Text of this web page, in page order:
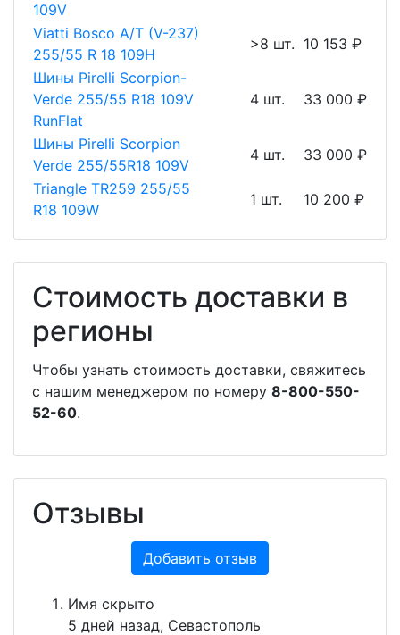
109V
Viatti Bosco A/T (V-237)
255/55 R 18 109H
>8 шт. 10 153 ₽
Шины Pirelli Scorpion-
Verde 255/55 R18 109V
RunFlat
4 шт. 33 000 ₽
Шины Pirelli Scorpion
Verde 255/55R18 109V
4 шт.
33 000 ₽
Triangle TR259 255/55
R18 109W
1 шт. 10 200 ₽
Стоимость доставки в
регионы
Чтобы узнать стоимость доставки, свяжитесь
с нашим менеджером по номеру 8-800-550-
52-60.
Отзывы
Добавить отзыв
Имя скрыто
5 дней назад, Севастополь